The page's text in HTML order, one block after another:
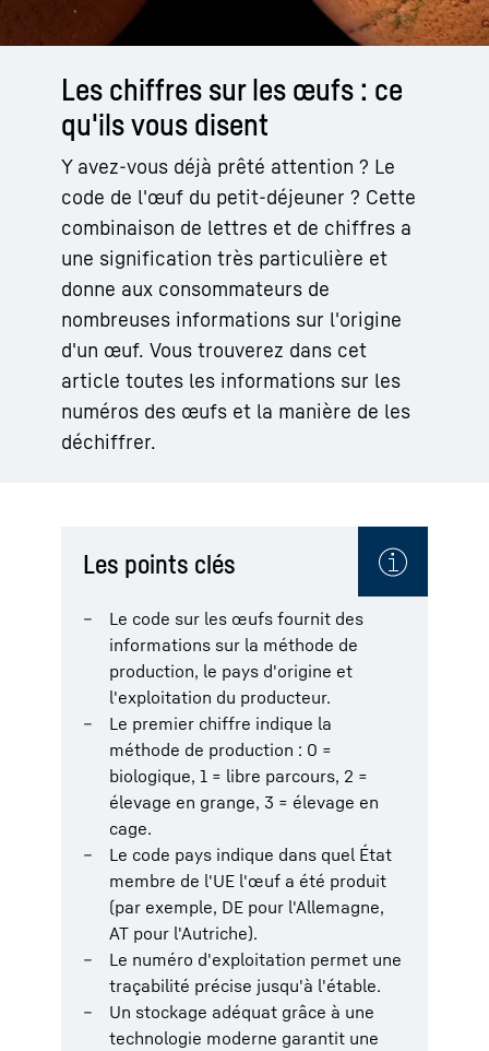
Les chiffres sur les œufs : ce
qu'ils vous disent
Y avez-vous déjà prêté attention ? Le
code de l'œuf du petit-déjeuner ? Cette
combinaison de lettres et de chiffres a
une signification très particulière et
donne aux consommateurs de
nombreuses informations sur l'origine
d'un œuf. Vous trouverez dans cet
article toutes les informations sur les
numéros des œufs et la manière de les
déchiffrer.
Les points clés
Le code sur les œufs fournit des
informations sur la méthode de
production, le pays d'origine et
l'exploitation du producteur.
Le premier chiffre indique la
méthode de production : 0 =
biologique, 1 = libre parcours, 2 =
élevage en grange, 3 = élevage en
cage.
Le code pays indique dans quel État
membre de l'UE l'œuf a été produit
(par exemple, DE pour l'Allemagne,
AT pour l'Autriche).
Le numéro d'exploitation permet une
traçabilité précise jusqu'à l'étable.
Un stockage adéquat grâce à une
technologie moderne garantit une